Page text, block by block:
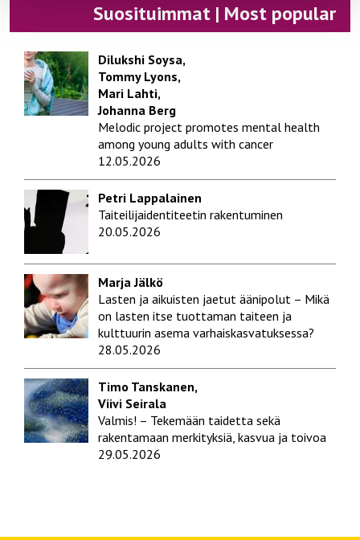
Suosituimmat | Most popular
Dilukshi Soysa,
Tommy Lyons,
Mari Lahti,
Johanna Berg
Melodic project promotes mental health
among young adults with cancer
12.05.2026
Petri Lappalainen
Taiteilijaidentiteetin rakentuminen
20.05.2026
Marja Jälkö
Lasten ja aikuisten jaetut äänipolut – Mikä
on lasten itse tuottaman taiteen ja
kulttuurin asema varhaiskasvatuksessa?
28.05.2026
Timo Tanskanen,
Viivi Seirala
Valmis! – Tekemään taidetta sekä
rakentamaan merkityksiä, kasvua ja toivoa
29.05.2026